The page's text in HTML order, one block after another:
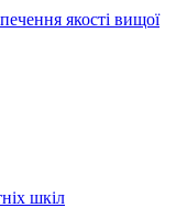
якості вищої
шкіл